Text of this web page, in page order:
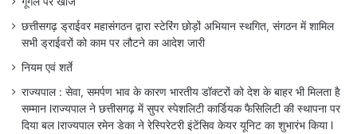
छत्तीसगढ़ ड्राईवर महासंगठन द्वारा स्टेरिंग छोड़ों अभियान स्थगित, संगठन में शामिल
सभी ड्राईवरों को काम पर लौटने का आदेश जारी
नियम एवं शर्ते
राज्यपाल : सेवा, समर्पण भाव के कारण भारतीय डॉक्टरों को देश के बाहर भी मिलता है
सम्मान lराज्यपाल ने छत्तीसगढ़ में सुपर स्पेशलिटी कार्डियक फैसिलिटी की स्थापना पर
दिया बल lराज्यपाल रमेन डेका ने रेस्पिरेटरी इंटेंसिव केयर यूनिट का शुभारंभ किया l